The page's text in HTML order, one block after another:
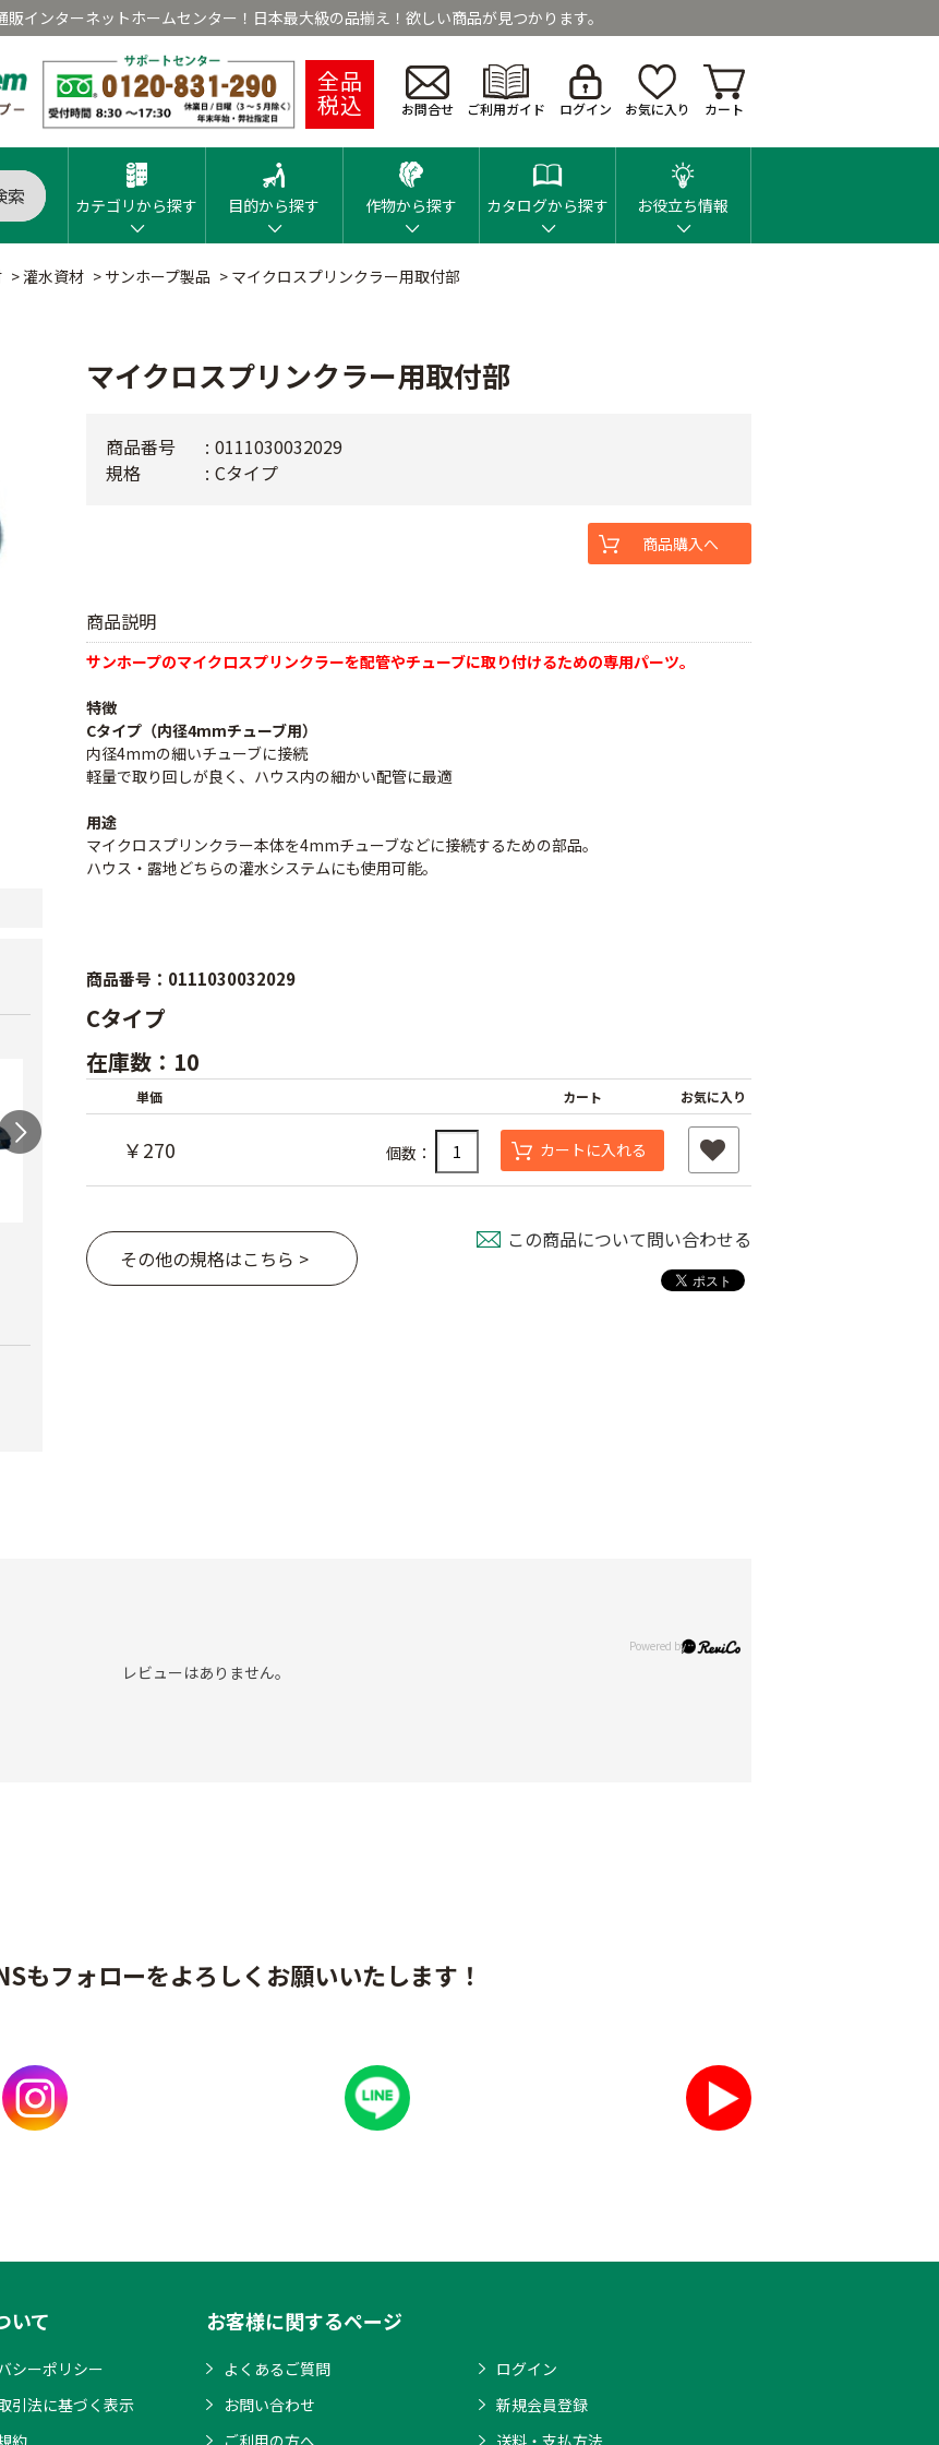
インターネットホームセンター！日本最大級の品揃え！欲しい商品が見つかります。
全品
税込 お問合せ ご利用ガイド ログイン お気に入り カート
索 カテゴリから探す 目的から探す 作物から探す カタログから探す お役立ち情報
>灌水資材 > サンホープ製品 > マイクロスプリンクラー用取付部
ワンタッチニップル
20（スミサンス
スクリューニップル
￥730
ワンタッチニップル
チューブフィルター
マイクロスプリンクラー用取付部
商品説明
サンホープのマイクロスプリンクラーを配管やチューブに取り付けるための専用パーツ。
特徴
Cタイプ（内径4mmチューブ用）
内径4mmの細いチューブに接続
軽量で取り回しが良く、ハウス内の細かい配管に最適
用途
マイクロスプリンクラー本体を4mmチューブなどに接続するための部品。
ハウス・露地どちらの灌水システムにも使用可能。
商品番号
0111030032029
規格
Cタイプ
商品購入へ
商品番号：0111030032029
Cタイプ
在庫数：10
単価 カート お気に入り
￥270 個数： カートに入れる
その他の規格はこちら >
この商品について問い合わせる
レビューはありません。
もフォローをよろしくお願いいたします！
いて
シーポリシー
引法に基づく表示
約
お客様に関するページ
よくあるご質問
お問い合わせ
ご利用の方へ
ログイン
新規会員登録
送料・支払方法